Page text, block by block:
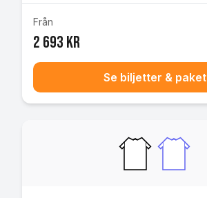
Från
2 693 kr
Se biljetter & paket